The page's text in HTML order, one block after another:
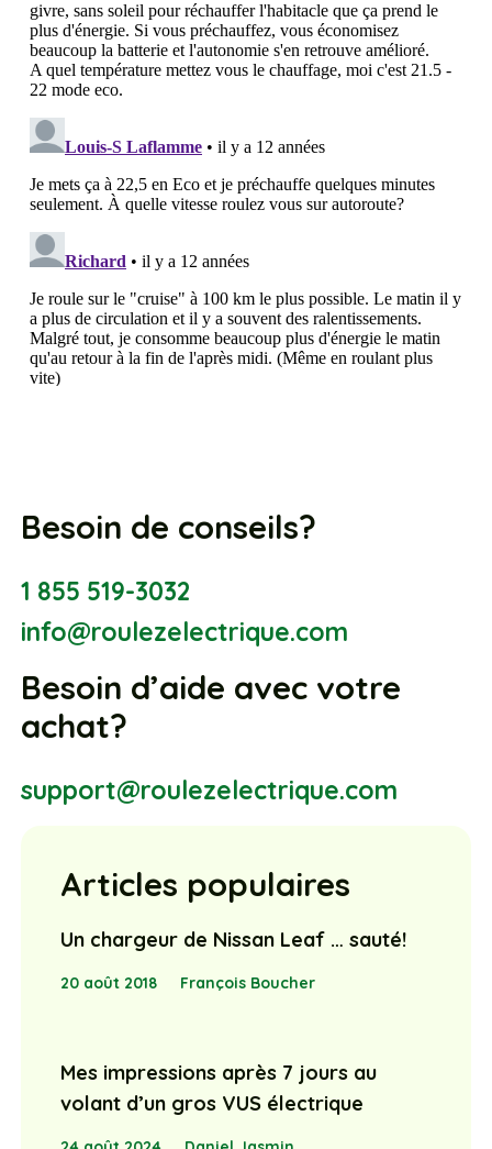
Besoin de conseils?
1 855 519-3032
info@roulezelectrique.com
Besoin d’aide avec votre
achat?
support@roulezelectrique.com
Articles populaires
Un chargeur de Nissan Leaf … sauté!
20 août 2018 François Boucher
Mes impressions après 7 jours au
volant d’un gros VUS électrique